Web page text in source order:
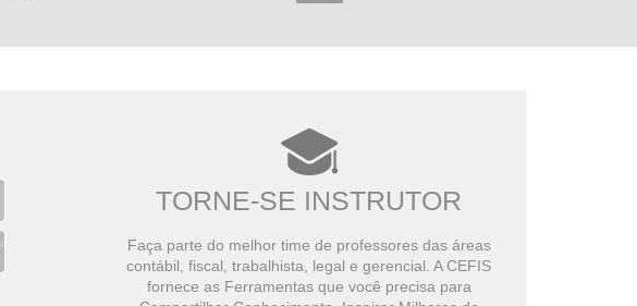
TORNE-SE INSTRUTOR
Faça parte do melhor time de professores das áreas
contábil, fiscal, trabalhista, legal e gerencial. A CEFIS
fornece as Ferramentas que você precisa para